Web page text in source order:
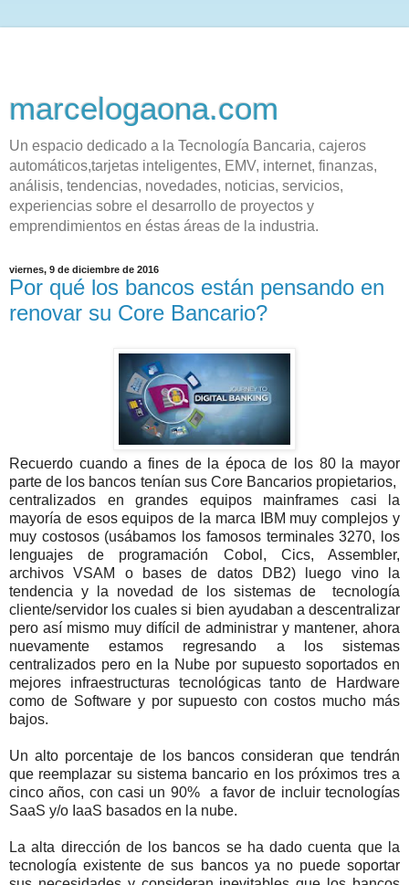
marcelogaona.com
Un espacio dedicado a la Tecnología Bancaria, cajeros
automáticos,tarjetas inteligentes, EMV, internet, finanzas,
análisis, tendencias, novedades, noticias, servicios,
experiencias sobre el desarrollo de proyectos y
emprendimientos en éstas áreas de la industria.
viernes, 9 de diciembre de 2016
Por qué los bancos están pensando en
renovar su Core Bancario?
Recuerdo cuando a fines de la época de los 80 la mayor
parte de los bancos tenían sus Core Bancarios propietarios,
centralizados en grandes equipos mainframes casi la
mayoría de esos equipos de la marca IBM muy complejos y
muy costosos (usábamos los famosos terminales 3270, los
lenguajes de programación Cobol, Cics, Assembler,
archivos VSAM o bases de datos DB2) luego vino la
tendencia y la novedad de los sistemas de tecnología
cliente/servidor los cuales si bien ayudaban a descentralizar
pero así mismo muy difícil de administrar y mantener, ahora
nuevamente estamos regresando a los sistemas
centralizados pero en la Nube por supuesto soportados en
mejores infraestructuras tecnológicas tanto de Hardware
como de Software y por supuesto con costos mucho más
bajos.
Un alto porcentaje de los bancos consideran que tendrán
que reemplazar su sistema bancario en los próximos tres a
cinco años, con casi un 90% a favor de incluir tecnologías
SaaS y/o IaaS basados en la nube.
La alta dirección de los bancos se ha dado cuenta que la
tecnología existente de sus bancos ya no puede soportar